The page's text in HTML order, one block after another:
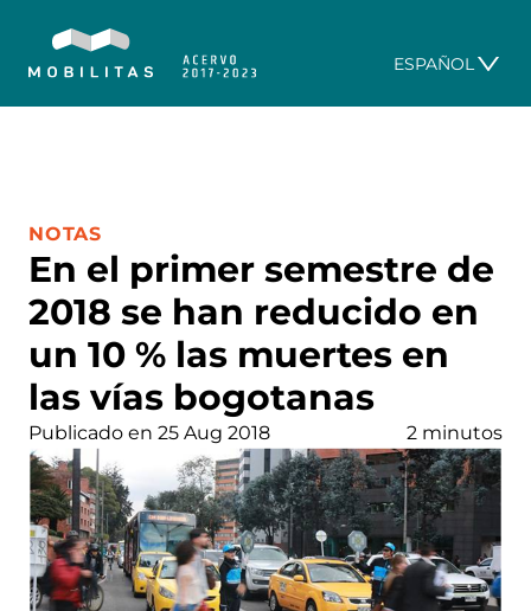
ESPAÑOL
En el primer semestre de
2018 se han reducido en
un 10 % las muertes en
las vías bogotanas
CATEGORÍA:
NOTAS
Publicado en 25 Aug 2018 2 minutos